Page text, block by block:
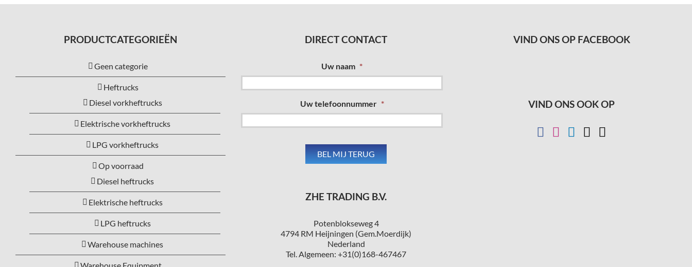
PRODUCTCATEGORIEËN
Geen categorie
Heftrucks
Diesel vorkheftrucks
Elektrische vorkheftrucks
LPG vorkheftrucks
Op voorraad
Diesel heftrucks
Elektrische heftrucks
LPG heftrucks
Warehouse machines
DIRECT CONTACT
Uw naam *
Uw telefoonnummer *
ZHE TRADING B.V.
Potenblokseweg 4
4794 RM Heijningen (Gem.Moerdijk)
Nederland
Tel. Algemeen: +31(0)168-467467
VIND ONS OP FACEBOOK
VIND ONS OOK OP